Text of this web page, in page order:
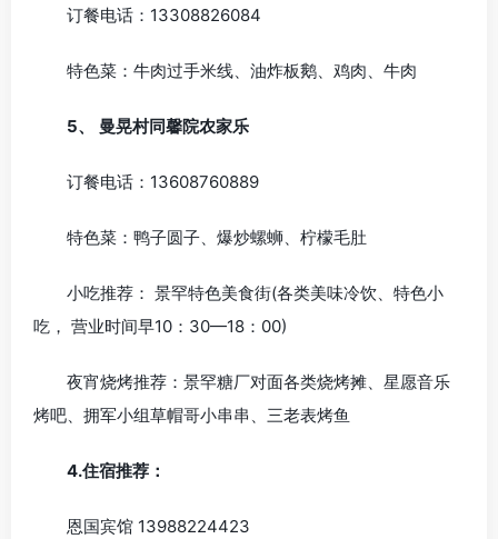
订餐电话：13308826084
特色菜：牛肉过手米线、油炸板鹅、鸡肉、牛肉
5、 曼晃村同馨院农家乐
订餐电话：13608760889
特色菜：鸭子圆子、爆炒螺蛳、柠檬毛肚
小吃推荐： 景罕特色美食街(各类美味冷饮、特色小
吃， 营业时间早10：30—18：00)
夜宵烧烤推荐：景罕糖厂对面各类烧烤摊、星愿音乐
烤吧、拥军小组草帽哥小串串、三老表烤鱼
4.住宿推荐：
恩国宾馆 13988224423